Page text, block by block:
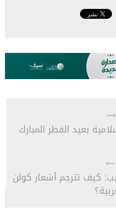
بعيد الفطر المبارك
كيف تترجم أشعار كولن